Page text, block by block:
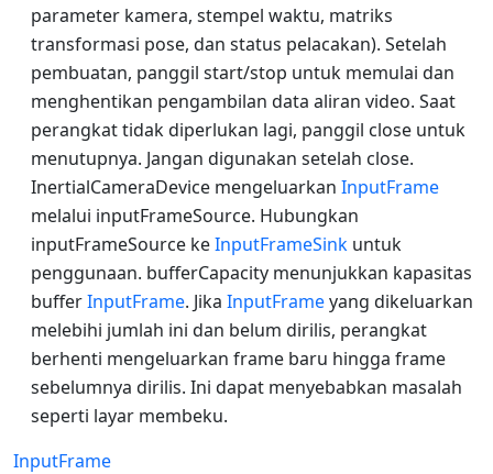
parameter kamera, stempel waktu, matriks
transformasi pose, dan status pelacakan). Setelah
pembuatan, panggil start/stop untuk memulai dan
menghentikan pengambilan data aliran video. Saat
perangkat tidak diperlukan lagi, panggil close untuk
menutupnya. Jangan digunakan setelah close.
InertialCameraDevice mengeluarkan InputFrame
melalui inputFrameSource. Hubungkan
inputFrameSource keInputFrameSink untuk
penggunaan. bufferCapacity menunjukkan kapasitas
bufferInputFrame. Jika InputFrameyang dikeluarkan
melebihi jumlah ini dan belum dirilis, perangkat
berhenti mengeluarkan frame baru hingga frame
sebelumnya dirilis. Ini dapat menyebabkan masalah
seperti layar membeku.
InputFrame